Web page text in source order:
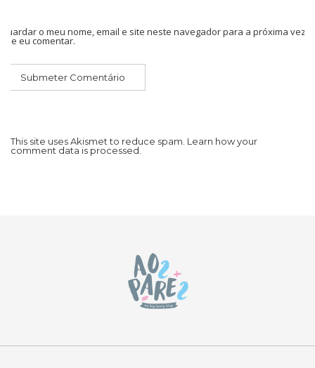
Guardar o meu nome, email e site neste navegador para a próxima vez
que eu comentar.
This site uses Akismet to reduce spam. Learn how your
comment data is processed.